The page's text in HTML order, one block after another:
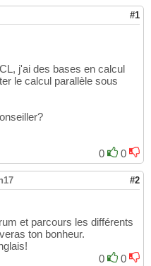
#1
j'ai des bases en calcul
le calcul parallèle sous
0
0
#2
et parcours les différents
ton bonheur.
0
0